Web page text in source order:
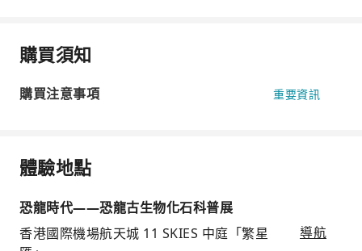
購買須知
購買注意事項 重要資訊
體驗地點
恐龍時代——恐龍古生物化石科普展
香港國際機場航天城 11 SKIES 中庭「繁星
導航